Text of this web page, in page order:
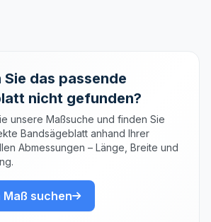
Sie das passende
nicht gefunden?
unsere Maßsuche und finden Sie
Bandsägeblatt anhand Ihrer
Abmessungen – Länge, Breite und
Maß suchen